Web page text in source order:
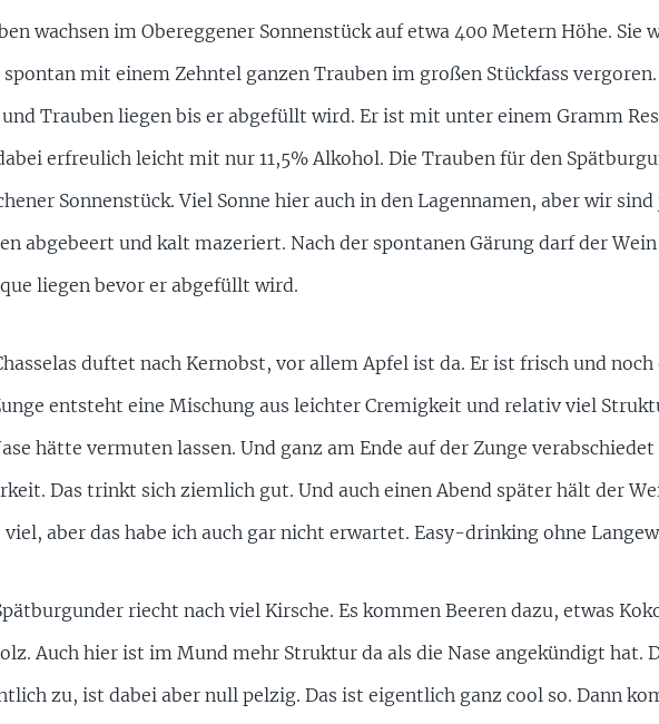
wachsen im Obereggener Sonnenstück auf etwa 400 Metern Höhe. Sie
spontan mit einem Zehntel ganzen Trauben im großen Stückfass
und Trauben liegen bis er abgefüllt wird. Er ist mit unter einem Gramm
erfreulich leicht mit nur 11,5% Alkohol. Die Trauben für den
Sonnenstück. Viel Sonne hier auch in den Lagennamen, aber wir
abgebeert und kalt mazeriert. Nach der spontanen Gärung darf der
liegen bevor er abgefüllt wird.
duftet nach Kernobst, vor allem Apfel ist da. Er ist frisch und
entsteht eine Mischung aus leichter Cremigkeit und relativ viel
hätte vermuten lassen. Und ganz am Ende auf der Zunge
Das trinkt sich ziemlich gut. Und auch einen Abend später hält der
aber das habe ich auch gar nicht erwartet. Easy-drinking ohne
riecht nach viel Kirsche. Es kommen Beeren dazu, etwas
Auch hier ist im Mund mehr Struktur da als die Nase angekündigt hat.
zu, ist dabei aber null pelzig. Das ist eigentlich ganz cool so. Dann